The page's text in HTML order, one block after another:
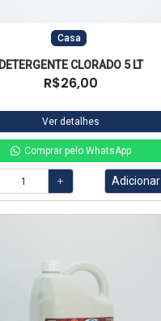
Casa
DETERGENTE CLORADO 5 LT
R$26,00
Ver detalhes
Comprar pelo WhatsApp
Adicionar